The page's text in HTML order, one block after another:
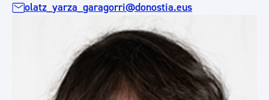
olatz_yarza_garagorri@donostia.eus